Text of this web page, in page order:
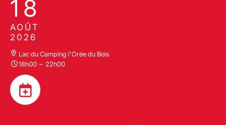
18
AOÛT
2026
Lac du Camping l'Orée du Bois
18h00 – 22h00